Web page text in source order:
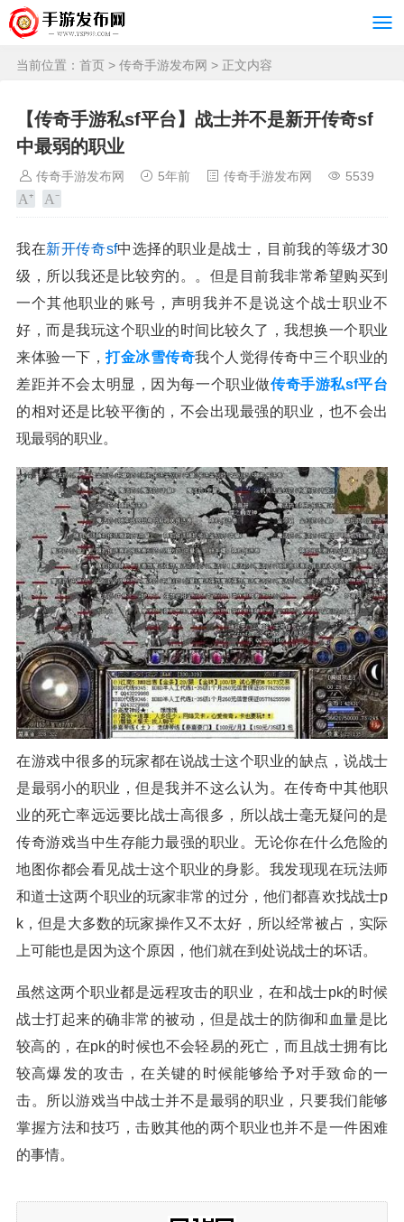
当前位置： 首页 > 传奇手游发布网 > 正文内容
【传奇手游私sf平台】战士并不是新开传奇sf
中最弱的职业
传奇手游发布网 5年前 传奇手游发布网 5539
我在新开传奇sf中选择的职业是战士，目前我的等级才30
级，所以我还是比较穷的。。但是目前我非常希望购买到
一个其他职业的账号，声明我并不是说这个战士职业不
好，而是我玩这个职业的时间比较久了，我想换一个职业
来体验一下，打金冰雪传奇我个人觉得传奇中三个职业的
差距并不会太明显，因为每一个职业做传奇手游私sf平台
的相对还是比较平衡的，不会出现最强的职业，也不会出
现最弱的职业。
在游戏中很多的玩家都在说战士这个职业的缺点，说战士
是最弱小的职业，但是我并不这么认为。在传奇中其他职
业的死亡率远远要比战士高很多，所以战士毫无疑问的是
传奇游戏当中生存能力最强的职业。无论你在什么危险的
地图你都会看见战士这个职业的身影。我发现现在玩法师
和道士这两个职业的玩家非常的过分，他们都喜欢找战士p
k，但是大多数的玩家操作又不太好，所以经常被占，实际
上可能也是因为这个原因，他们就在到处说战士的坏话。
虽然这两个职业都是远程攻击的职业，在和战士pk的时候
战士打起来的确非常的被动，但是战士的防御和血量是比
较高的，在pk的时候也不会轻易的死亡，而且战士拥有比
较高爆发的攻击，在关键的时候能够给予对手致命的一
击。所以游戏当中战士并不是最弱的职业，只要我们能够
掌握方法和技巧，击败其他的两个职业也并不是一件困难
的事情。